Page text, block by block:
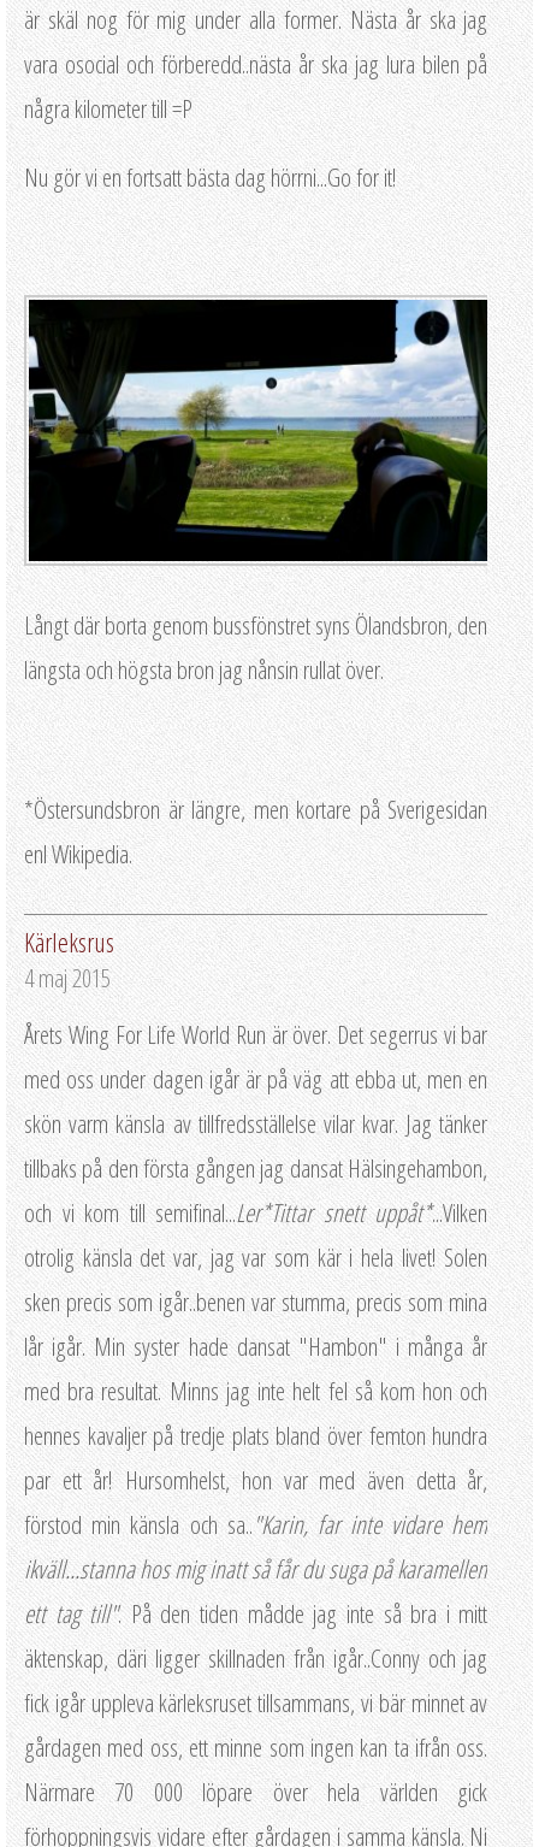
är skäl nog för mig under alla former. Nästa år ska jag
vara osocial och förberedd..nästa år ska jag lura bilen på
några kilometer till =P
Nu gör vi en fortsatt bästa dag hörrni...Go for it!
Långt där borta genom bussfönstret syns Ölandsbron, den
längsta och högsta bron jag nånsin rullat över.
*Östersundsbron är längre, men kortare på Sverigesidan
enl Wikipedia.
Kärleksrus
4 maj 2015
Årets Wing For Life World Run är över. Det segerrus vi bar
med oss under dagen igår är på väg att ebba ut, men en
skön varm känsla av tillfredsställelse vilar kvar. Jag tänker
tillbaks på den första gången jag dansat Hälsingehambon,
och vi kom till semifinal...Ler*Tittar snett uppåt*...Vilken
otrolig känsla det var, jag var som kär i hela livet! Solen
sken precis som igår..benen var stumma, precis som mina
lår igår. Min syster hade dansat "Hambon" i många år
med bra resultat. Minns jag inte helt fel så kom hon och
hennes kavaljer på tredje plats bland över femton hundra
par ett år! Hursomhelst, hon var med även detta år,
förstod min känsla och sa.."Karin, far inte vidare hem
ikväll...stanna hos mig inatt så får du suga på karamellen
ett tag till". På den tiden mådde jag inte så bra i mitt
äktenskap, däri ligger skillnaden från igår..Conny och jag
fick igår uppleva kärleksruset tillsammans, vi bär minnet av
gårdagen med oss, ett minne som ingen kan ta ifrån oss.
Närmare 70 000 löpare över hela världen gick
förhoppningsvis vidare efter gårdagen i samma känsla. Ni